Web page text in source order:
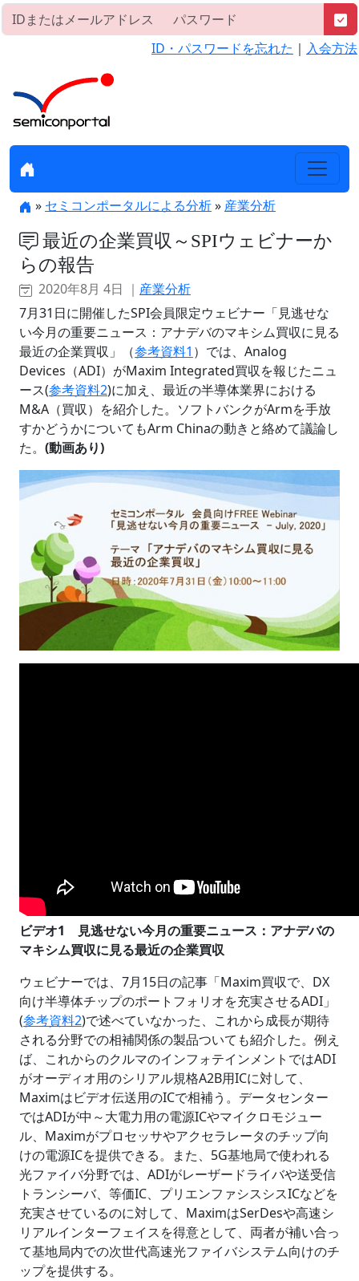
ID・パスワードを忘れた ｜ 入会方法
» セミコンポータルによる分析» 産業分析
最近の企業買収～SPIウェビナーか
らの報告
2020年8月 4日 ｜ 産業分析
7月31日に開催したSPI会員限定ウェビナー「見逃せな
い今月の重要ニュース：アナデバのマキシム買収に見る
最近の企業買収」（参考資料1 ）では、Analog
Devices（ADI）がMaxim Integrated買収を報じたニュ
ース(参考資料2)に加え、最近の半導体業界における
M&A（買収）を紹介した。ソフトバンクがArmを手放
すかどうかについてもArm Chinaの動きと絡めて議論し
た。 (動画あり)
ビデオ1 見逃せない今月の重要ニュース：アナデバの
マキシム買収に見る最近の企業買収
ウェビナーでは、7月15日の記事「Maxim買収で、DX
向け半導体チップのポートフォリオを充実させるADI」
(参考資料2)で述べていなかった、これから成長が期待
される分野での相補関係の製品ついても紹介した。例え
ば、これからのクルマのインフォテインメントではADI
がオーディオ用のシリアル規格A2B用ICに対して、
Maximはビデオ伝送用のICで相補う。データセンター
ではADIが中～大電力用の電源ICやマイクロモジュー
ル、Maximがプロセッサやアクセラレータのチップ向
けの電源ICを提供できる。また、5G基地局で使われる
光ファイバ分野では、ADIがレーザードライバや送受信
トランシーバ、等価IC、プリエンファシスシスICなどを
充実させているのに対して、MaximはSerDesや高速シ
リアルインターフェイスを得意として、両者が補い合っ
て基地局内での次世代高速光ファイバシステム向けのチ
ップを提供する。